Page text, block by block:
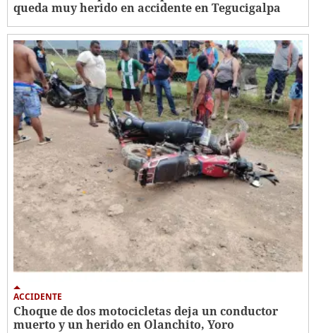
queda muy herido en accidente en Tegucigalpa
ACCIDENTE
Choque de dos motocicletas deja un conductor
muerto y un herido en Olanchito, Yoro